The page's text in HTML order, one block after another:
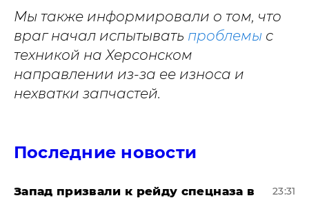
Мы также информировали о том, что
враг начал испытывать проблемы с
техникой на Херсонском
направлении из-за ее износа и
нехватки запчастей.
Последние новости
Запад призвали к рейду спецназа в 23:31